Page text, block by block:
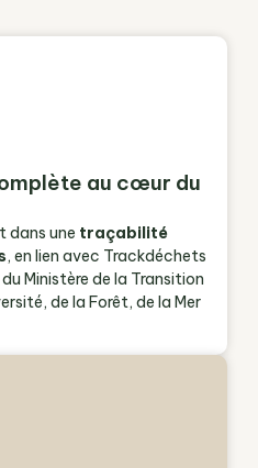
au cœur du
dans une traçabilité
, en lien avec Trackdéchets
Ministère de la Transition
de la Forêt, de la Mer